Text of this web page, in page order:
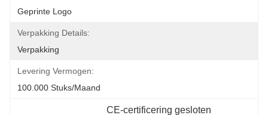
Geprinte Logo
Verpakking Details:
Verpakking
Levering Vermogen:
100.000 Stuks/maand
CE-certificering gesloten